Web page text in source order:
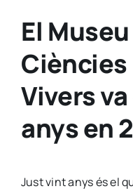
El
Vivers
anys en
Just vint anys és el